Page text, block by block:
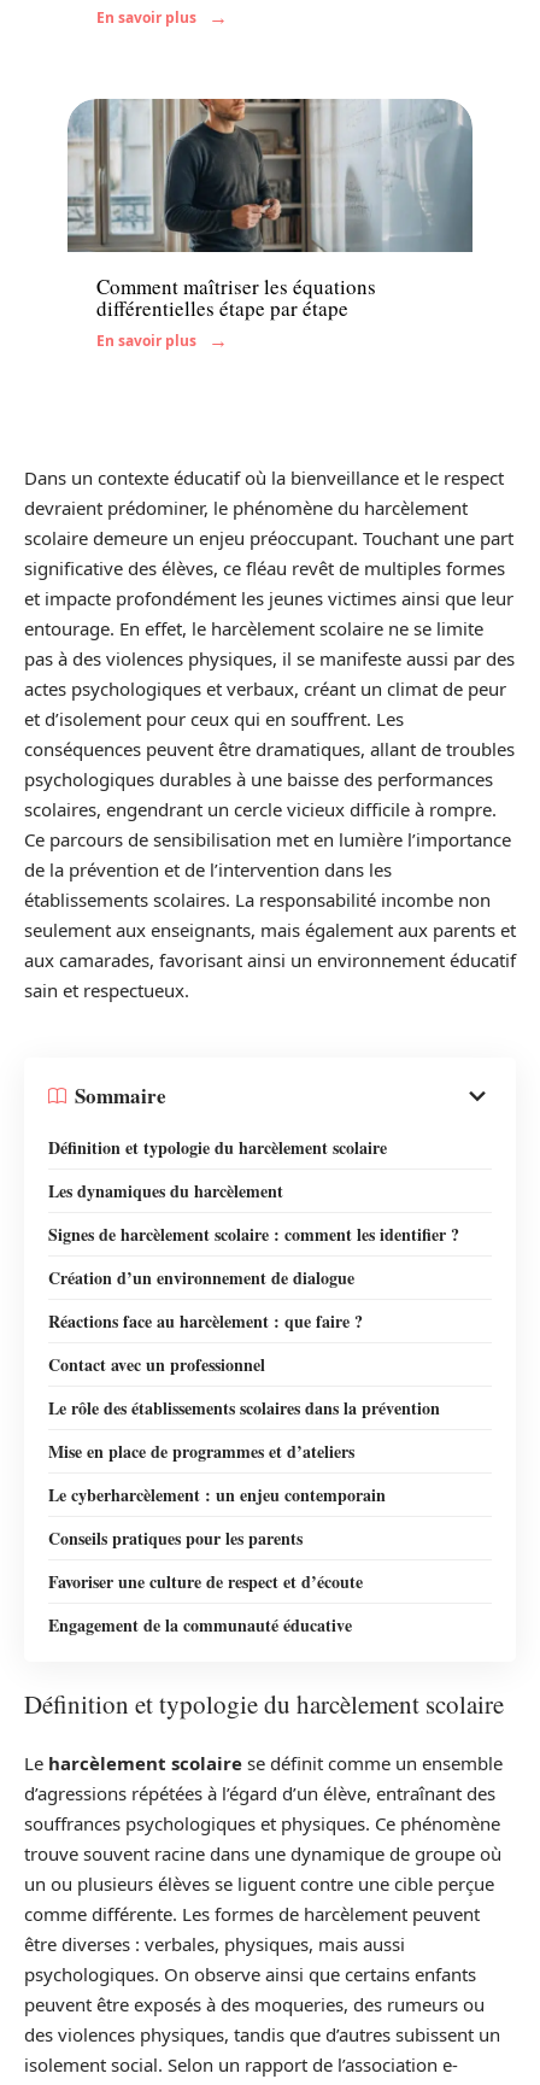
En savoir plus
Enfant
Comment maîtriser les équations
différentielles étape par étape
En savoir plus
Dans un contexte éducatif où la bienveillance et le respect
devraient prédominer, le phénomène du harcèlement
scolaire demeure un enjeu préoccupant. Touchant une part
significative des élèves, ce fléau revêt de multiples formes
et impacte profondément les jeunes victimes ainsi que leur
entourage. En effet, le harcèlement scolaire ne se limite
pas à des violences physiques, il se manifeste aussi par des
actes psychologiques et verbaux, créant un climat de peur
et d’isolement pour ceux qui en souffrent. Les
conséquences peuvent être dramatiques, allant de troubles
psychologiques durables à une baisse des performances
scolaires, engendrant un cercle vicieux difficile à rompre.
Ce parcours de sensibilisation met en lumière l’importance
de la prévention et de l’intervention dans les
établissements scolaires. La responsabilité incombe non
seulement aux enseignants, mais également aux parents et
aux camarades, favorisant ainsi un environnement éducatif
sain et respectueux.
Sommaire
Définition et typologie du harcèlement scolaire
Les dynamiques du harcèlement
Signes de harcèlement scolaire : comment les identifier ?
Création d’un environnement de dialogue
Réactions face au harcèlement : que faire ?
Contact avec un professionnel
Le rôle des établissements scolaires dans la prévention
Mise en place de programmes et d’ateliers
Le cyberharcèlement : un enjeu contemporain
Conseils pratiques pour les parents
Favoriser une culture de respect et d’écoute
Engagement de la communauté éducative
Définition et typologie du harcèlement scolaire
Le harcèlement scolaire se définit comme un ensemble
d’agressions répétées à l’égard d’un élève, entraînant des
souffrances psychologiques et physiques. Ce phénomène
trouve souvent racine dans une dynamique de groupe où
un ou plusieurs élèves se liguent contre une cible perçue
comme différente. Les formes de harcèlement peuvent
être diverses : verbales, physiques, mais aussi
psychologiques. On observe ainsi que certains enfants
peuvent être exposés à des moqueries, des rumeurs ou
des violences physiques, tandis que d’autres subissent un
isolement social. Selon un rapport de l’association e-